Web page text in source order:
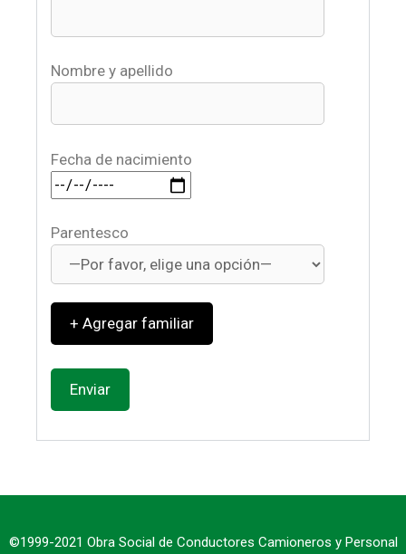
Nombre y apellido
Fecha de nacimiento
Parentesco
+
©1999-2021 Obra Social de Conductores Camioneros y Personal